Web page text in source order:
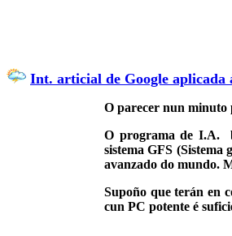
Int. articial de Google aplicada
O parecer nun minuto
O programa de I.A.
sistema GFS
avanzado do mundo.
Supoño que terán en
cun PC potente é